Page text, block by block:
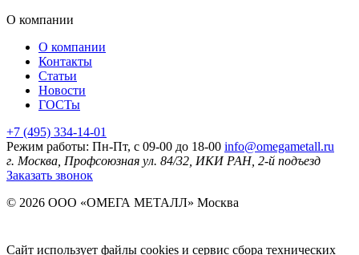
О компании
О компании
Контакты
Статьи
Новости
ГОСТы
+7 (495) 334-14-01
Режим работы: Пн-Пт, с 09-00 до 18-00 info@omegametall.ru
г. Москва, Профсоюзная ул. 84/32, ИКИ РАН, 2-й подъезд
Заказать звонок
© 2026 ООО «ОМЕГА МЕТАЛЛ» Москва
Сайт использует файлы cookies и сервис сбора технических